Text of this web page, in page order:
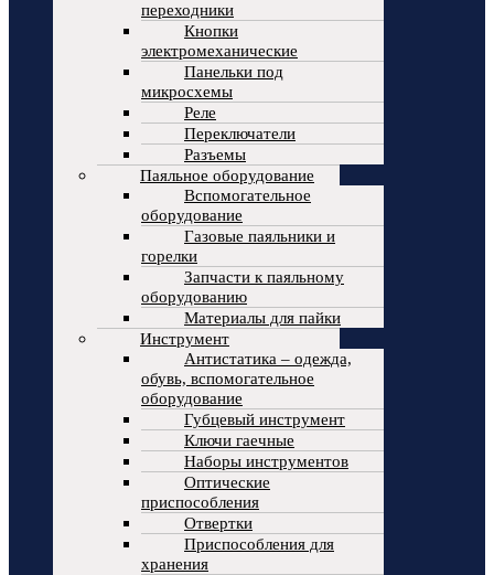
переходники
Кнопки
электромеханические
Панельки под
микросхемы
Реле
Переключатели
Разъемы
Паяльное оборудование
Вспомогательное
оборудование
Газовые паяльники и
горелки
Запчасти к паяльному
оборудованию
Материалы для пайки
Инструмент
Антистатика – одежда,
обувь, вспомогательное
оборудование
Губцевый инструмент
Ключи гаечные
Наборы инструментов
Оптические
приспособления
Отвертки
Приспособления для
хранения